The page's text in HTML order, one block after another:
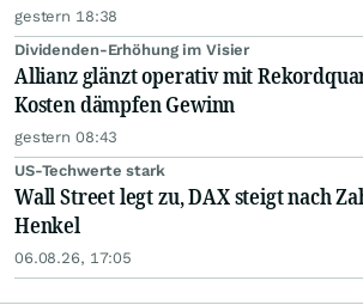
gestern 18:38
Dividenden-Erhöhung im Visier
Allianz glänzt operativ mit
Kosten dämpfen Gewinn
gestern 08:43
US-Techwerte stark
Wall Street legt zu, DAX steigt nach
Henkel
06.08.26, 17:05